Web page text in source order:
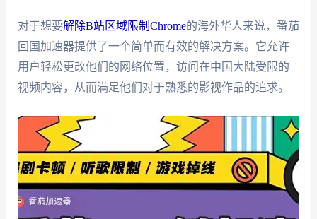
对于想要解除B站区域限制Chrome的海外华人来说，番茄
回国加速器提供了一个简单而有效的解决方案。它允许
用户轻松更改他们的网络位置，访问在中国大陆受限的
视频内容，从而满足他们对于熟悉的影视作品的追求。